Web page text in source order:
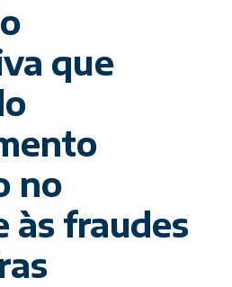
que
no
às fraudes